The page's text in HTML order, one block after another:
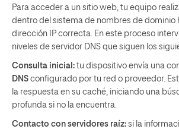
Para acceder a un sitio web, tu equipo
dentro del sistema de nombres de dominio
dirección IP correcta. En este proceso
niveles de servidor DNS que siguen los
Consulta inicial: tu dispositivo envía una
DNS configurado por tu red o proveedor.
la respuesta en su caché, iniciando una
profunda si no la encuentra.
Contacto con servidores raíz: si la